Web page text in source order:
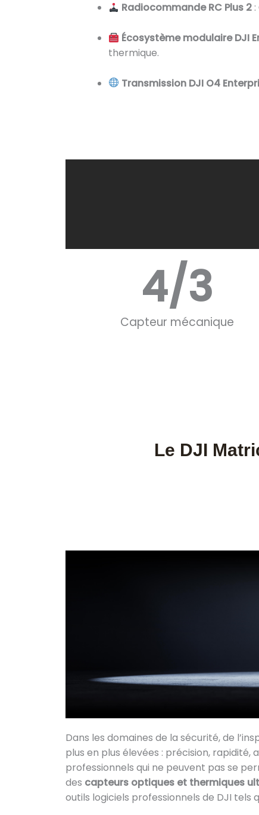
Radiocommande RC Plus 2
Écosystème modulaire DJI
thermique.
Transmission DJI O4
Capteur mécanique
4/3
Le DJI
Dans les domaines de la sécurité, de
plus en plus élevées : précision, rapidité,
professionnels qui ne peuvent pas se
des capteurs optiques et thermiques
outils logiciels professionnels de DJI tels